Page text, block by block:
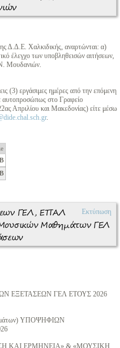
Δ.Δ.Ε. Χαλκιδικής, αναρτώνται: α)
έλεγχο των υποβληθεισών αιτήσεων,
Μουδανιών.
(3) εργάσιμες ημέρες από την επόμενη
αυτοπροσώπως στο Γραφείο
Απριλίου και Μακεδονίας) είτε μέσω
.
Εκτύπωση
ΓΕΛ, ΕΠΑΛ
Μουσικών Μαθημάτων ΓΕΛ
ΕΞΕΤΑΣΕΩΝ ΓΕΛ ΕΤΟΥΣ 2026
ΥΠΟΨΗΦΙΩΝ
ΚΑΙ ΕΡΜΗΝΕΙΑ» & «ΜΟΥΣΙΚΗ